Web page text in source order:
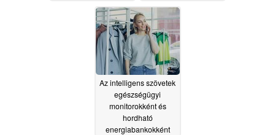
Az intelligens szövetek
egészségügyi
monitorokként és
hordható
energiabankokként